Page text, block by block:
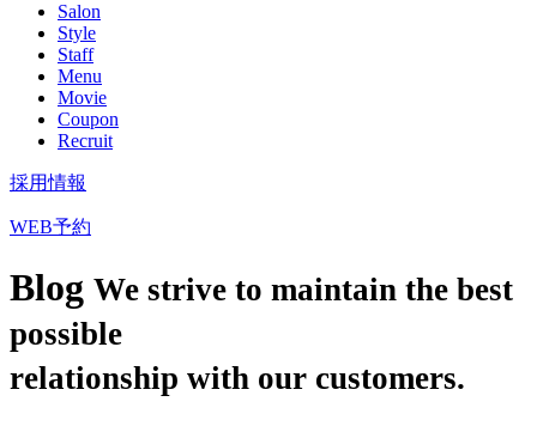
Salon
Style
Staff
Menu
Movie
Coupon
Recruit
採用情報
WEB予約
Blog We strive to maintain the best
possible
relationship with our customers.